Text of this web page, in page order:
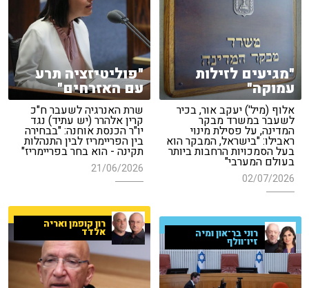
"מגיעים לזילות
עמוקה"
אלוף (מיל') יעקב אור, בכיר
לשעבר במשרד מבקר
המדינה, על פסילת מינוי
ראבילו: "בישראל, המבקר הוא
בעל הסמכויות הרחבות ביותר
בעולם המערבי"
02/07/2026
"פוליטיזציה תרע
עם האזרחים"
שרת האנרגיה לשעבר ח"כ
קרין אלהרר (יש עתיד) נגד
יו"ר הכנסת אוחנה: "בבחירה
בין הפריימריז לבין התנהלות
תקינה - הוא בחר בפריימריז"
21/06/2026
רון קופמן ואריה
אלדד רוני בר־און ומיה
זיו־וולף